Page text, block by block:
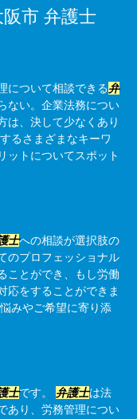
市 弁護士
について相談できる弁
ない。企業法務につい
は、決して少なくあり
るさまざまなキーワ
ットについてスポット
士への相談が選択肢の
のプロフェッショナル
ことができ、もし労働
応をすることができま
みやご希望に寄り添
士です。 弁護士は法
あり、労務管理につい